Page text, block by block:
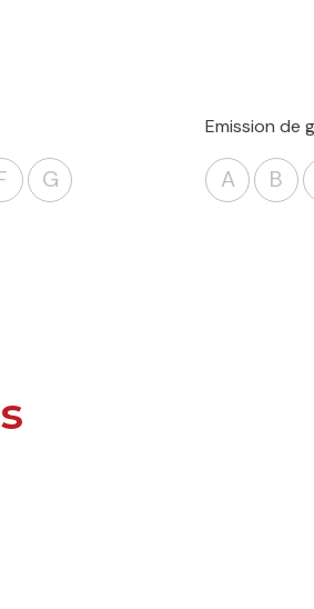
G
Emission de
A B